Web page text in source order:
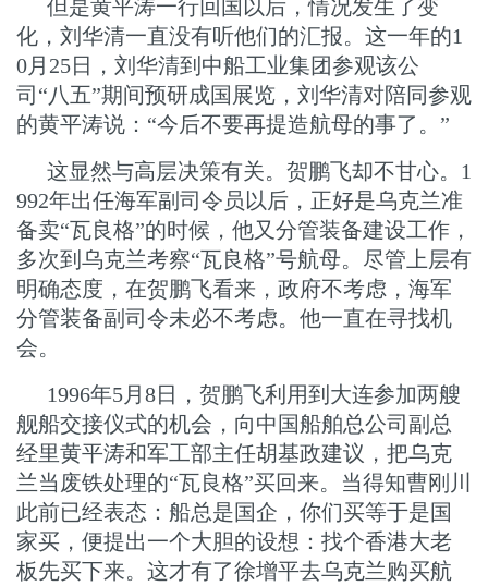
但是黄平涛一行回国以后，情况发生了变
化，刘华清一直没有听他们的汇报。这一年的1
0月25日，刘华清到中船工业集团参观该公
司“八五”期间预研成国展览，刘华清对陪同参观
的黄平涛说：“今后不要再提造航母的事了。”
这显然与高层决策有关。贺鹏飞却不甘心。1
992年出任海军副司令员以后，正好是乌克兰准
备卖“瓦良格”的时候，他又分管装备建设工作，
多次到乌克兰考察“瓦良格”号航母。尽管上层有
明确态度，在贺鹏飞看来，政府不考虑，海军
分管装备副司令未必不考虑。他一直在寻找机
会。
1996年5月8日，贺鹏飞利用到大连参加两艘
舰船交接仪式的机会，向中国船舶总公司副总
经里黄平涛和军工部主任胡基政建议，把乌克
兰当废铁处理的“瓦良格”买回来。当得知曹刚川
此前已经表态：船总是国企，你们买等于是国
家买，便提出一个大胆的设想：找个香港大老
板先买下来。这才有了徐增平去乌克兰购买航